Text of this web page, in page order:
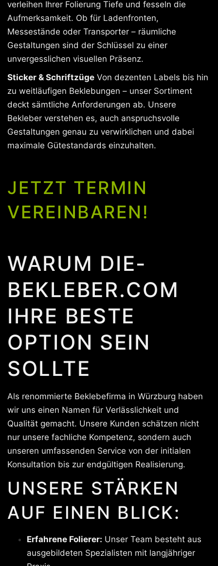
verleihen Ihrer Folierung Tiefe und fesseln die
Aufmerksamkeit. Ob für Ladenfronten,
Messestände oder Transporter – räumliche
Gestaltungen sind der Schlüssel zu einer
unvergesslichen visuellen Präsenz.
Sticker & Schriftzüge Von dezenten Labels bis hin
zu weitläufigen Beklebungen – unser Sortiment
deckt sämtliche Anforderungen ab. Unsere
Bekleber verstehen es, auch anspruchsvolle
Gestaltungen genau zu verwirklichen und dabei
maximale Gütestandards einzuhalten.
JETZT TERMIN
VEREINBAREN!
WARUM DIE-
BEKLEBER.COM
IHRE BESTE
OPTION SEIN
SOLLTE
Als renommierte Beklebefirma in Würzburg haben
wir uns einen Namen für Verlässlichkeit und
Qualität gemacht. Unsere Kunden schätzen nicht
nur unsere fachliche Kompetenz, sondern auch
unseren umfassenden Service von der initialen
Konsultation bis zur endgültigen Realisierung.
UNSERE STÄRKEN
AUF EINEN BLICK:
Erfahrene Folierer: Unser Team besteht aus
ausgebildeten Spezialisten mit langjähriger